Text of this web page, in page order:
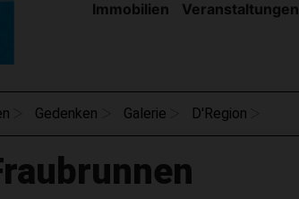
Immobilien Veranstaltungen
Gedenken Galerie D'Region